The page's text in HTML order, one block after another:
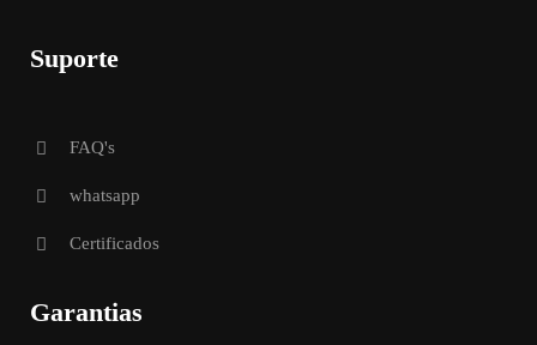
Suporte
FAQ's
whatsapp
Certificados
Garantias